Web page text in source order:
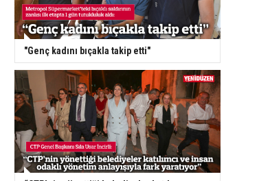
"Genç kadını bıçakla takip etti"